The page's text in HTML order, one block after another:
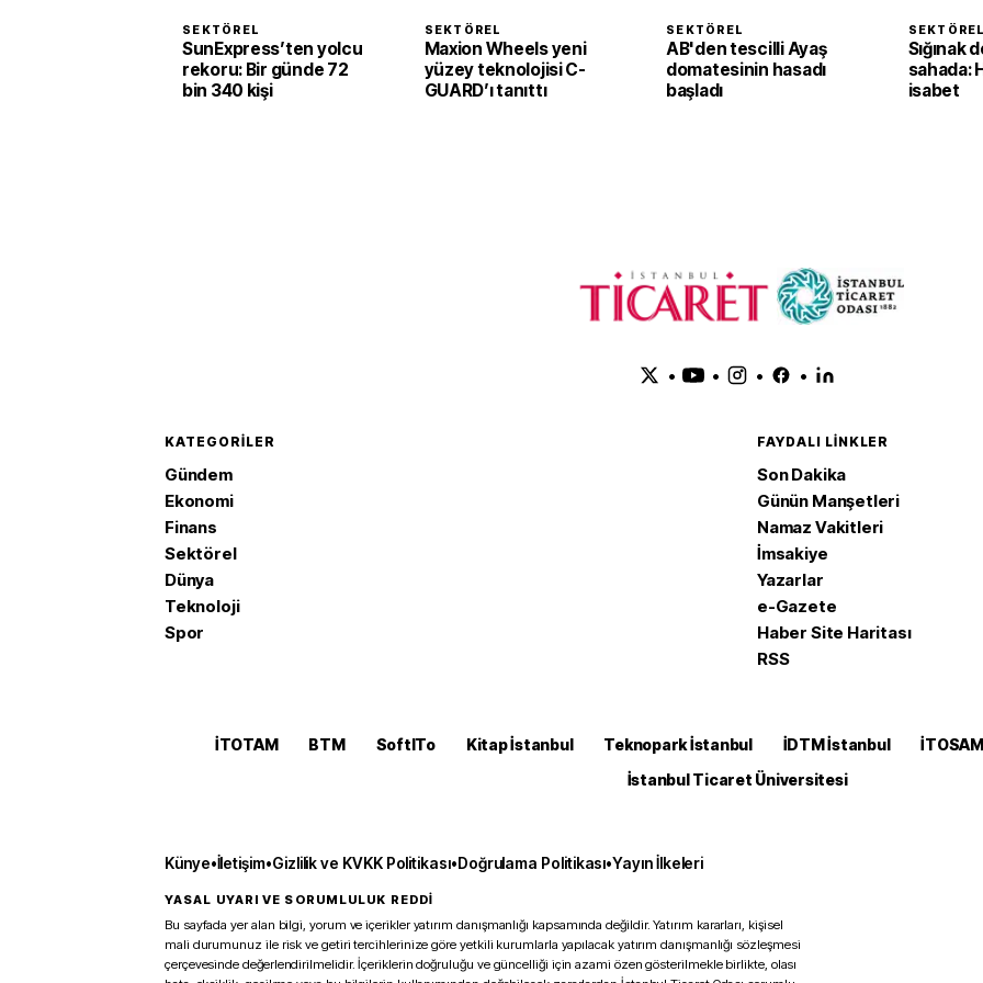
SEKTÖREL
SunExpress’ten yolcu
rekoru: Bir günde 72
bin 340 kişi
SEKTÖREL
Maxion Wheels yeni
yüzey teknolojisi C-
GUARD’ı tanıttı
SEKTÖREL
AB'den tescilli Ayaş
domatesinin hasadı
başladı
SEKTÖREL
Sığınak
sahada:
isabet
• • • •
KATEGORILER
Gündem
Ekonomi
Finans
Sektörel
Dünya
Teknoloji
Spor
FAYDALI LINKLER
Son Dakika
Günün Manşetleri
Namaz Vakitleri
İmsakiye
Yazarlar
e-Gazete
Haber Site Haritası
RSS
İTOTAM BTM SoftITo Kitap İstanbul Teknopark İstanbul İDTM İstanbul İTOSAM
İstanbul Ticaret Üniversitesi
Künye•İletişim•Gizlilik ve KVKK Politikası•Doğrulama Politikası•Yayın İlkeleri
YASAL UYARI VE SORUMLULUK REDDİ
Bu sayfada yer alan bilgi, yorum ve içerikler yatırım danışmanlığı kapsamında değildir. Yatırım kararları, kişisel
mali durumunuz ile risk ve getiri tercihlerinize göre yetkili kurumlarla yapılacak yatırım danışmanlığı sözleşmesi
çerçevesinde değerlendirilmelidir. İçeriklerin doğruluğu ve güncelliği için azami özen gösterilmekle birlikte, olası